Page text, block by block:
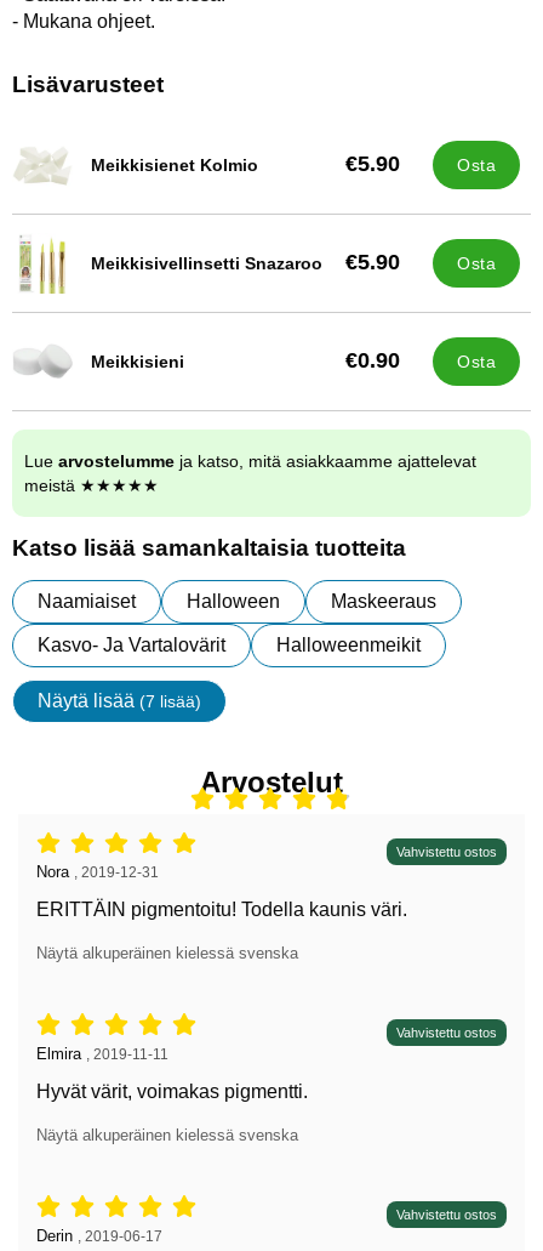
- Mukana ohjeet.
Lisävarusteet
Meikkisienet Kolmio
Tuote.nro 13401 €5.90 Osta
Meikkisivellinsetti Snazaroo
Tuote.nro 13517 €5.90 Osta
Meikkisieni
Tuote.nro 8963 €0.90 Osta
Lue arvostelumme ja katso, mitä asiakkaamme ajattelevat
meistä ★★★★★
Katso lisää samankaltaisia tuotteita
Naamiaiset Halloween Maskeeraus
Kasvo- Ja Vartalovärit Halloweenmeikit
Näytä lisää (7 lisää)
ominaisuudet
Arvostelut
Arvostelu: 5 tähdet / 5, Vahvistettu ostos
Arvostelun kirjoittaja:
Nora 2019-12-31
ERITTÄIN pigmentoitu! Todella kaunis väri.
Näytä alkuperäinen kielessä svenska
Arvostelu: 5 tähdet / 5, Vahvistettu ostos
Arvostelun kirjoittaja:
Elmira 2019-11-11
Hyvät värit, voimakas pigmentti.
Näytä alkuperäinen kielessä svenska
Arvostelu: 5 tähdet / 5, Vahvistettu ostos
Arvostelun kirjoittaja:
Derin 2019-06-17